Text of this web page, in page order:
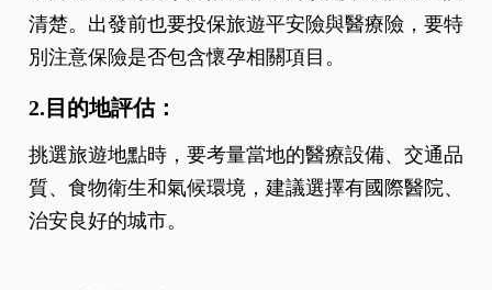
清楚。出發前也要投保旅遊平安險與醫療險，要特
別注意保險是否包含懷孕相關項目。
2.目的地評估：
挑選旅遊地點時，要考量當地的醫療設備、交通品
質、食物衛生和氣候環境，建議選擇有國際醫院、
治安良好的城市。